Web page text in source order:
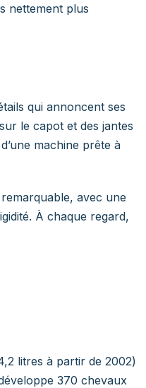
nettement plus
qui annoncent ses
le capot et des jantes
machine prête à
avec une
À chaque regard,
litres à partir de 2002)
370 chevaux